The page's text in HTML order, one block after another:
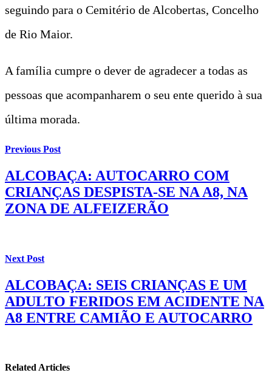
seguindo para o Cemitério de Alcobertas, Concelho
de Rio Maior.
A família cumpre o dever de agradecer a todas as
pessoas que acompanharem o seu ente querido à sua
última morada.
Previous Post
ALCOBAÇA: AUTOCARRO COM
CRIANÇAS DESPISTA-SE NA A8, NA
ZONA DE ALFEIZERÃO
Next Post
ALCOBAÇA: SEIS CRIANÇAS E UM
ADULTO FERIDOS EM ACIDENTE NA
A8 ENTRE CAMIÃO E AUTOCARRO
Related Articles